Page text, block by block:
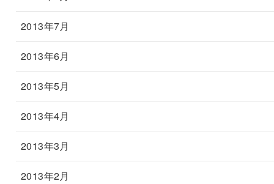
2013年7月
2013年6月
2013年5月
2013年4月
2013年3月
2013年2月